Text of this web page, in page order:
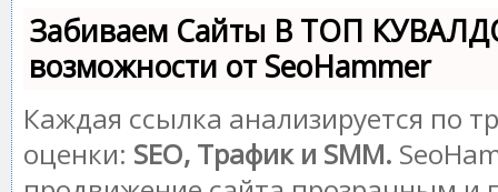
Забиваем Сайты В ТОП
возможности от SeoHammer
Каждая ссылка анализируется по
оценки: SEO, Трафик и SMM.